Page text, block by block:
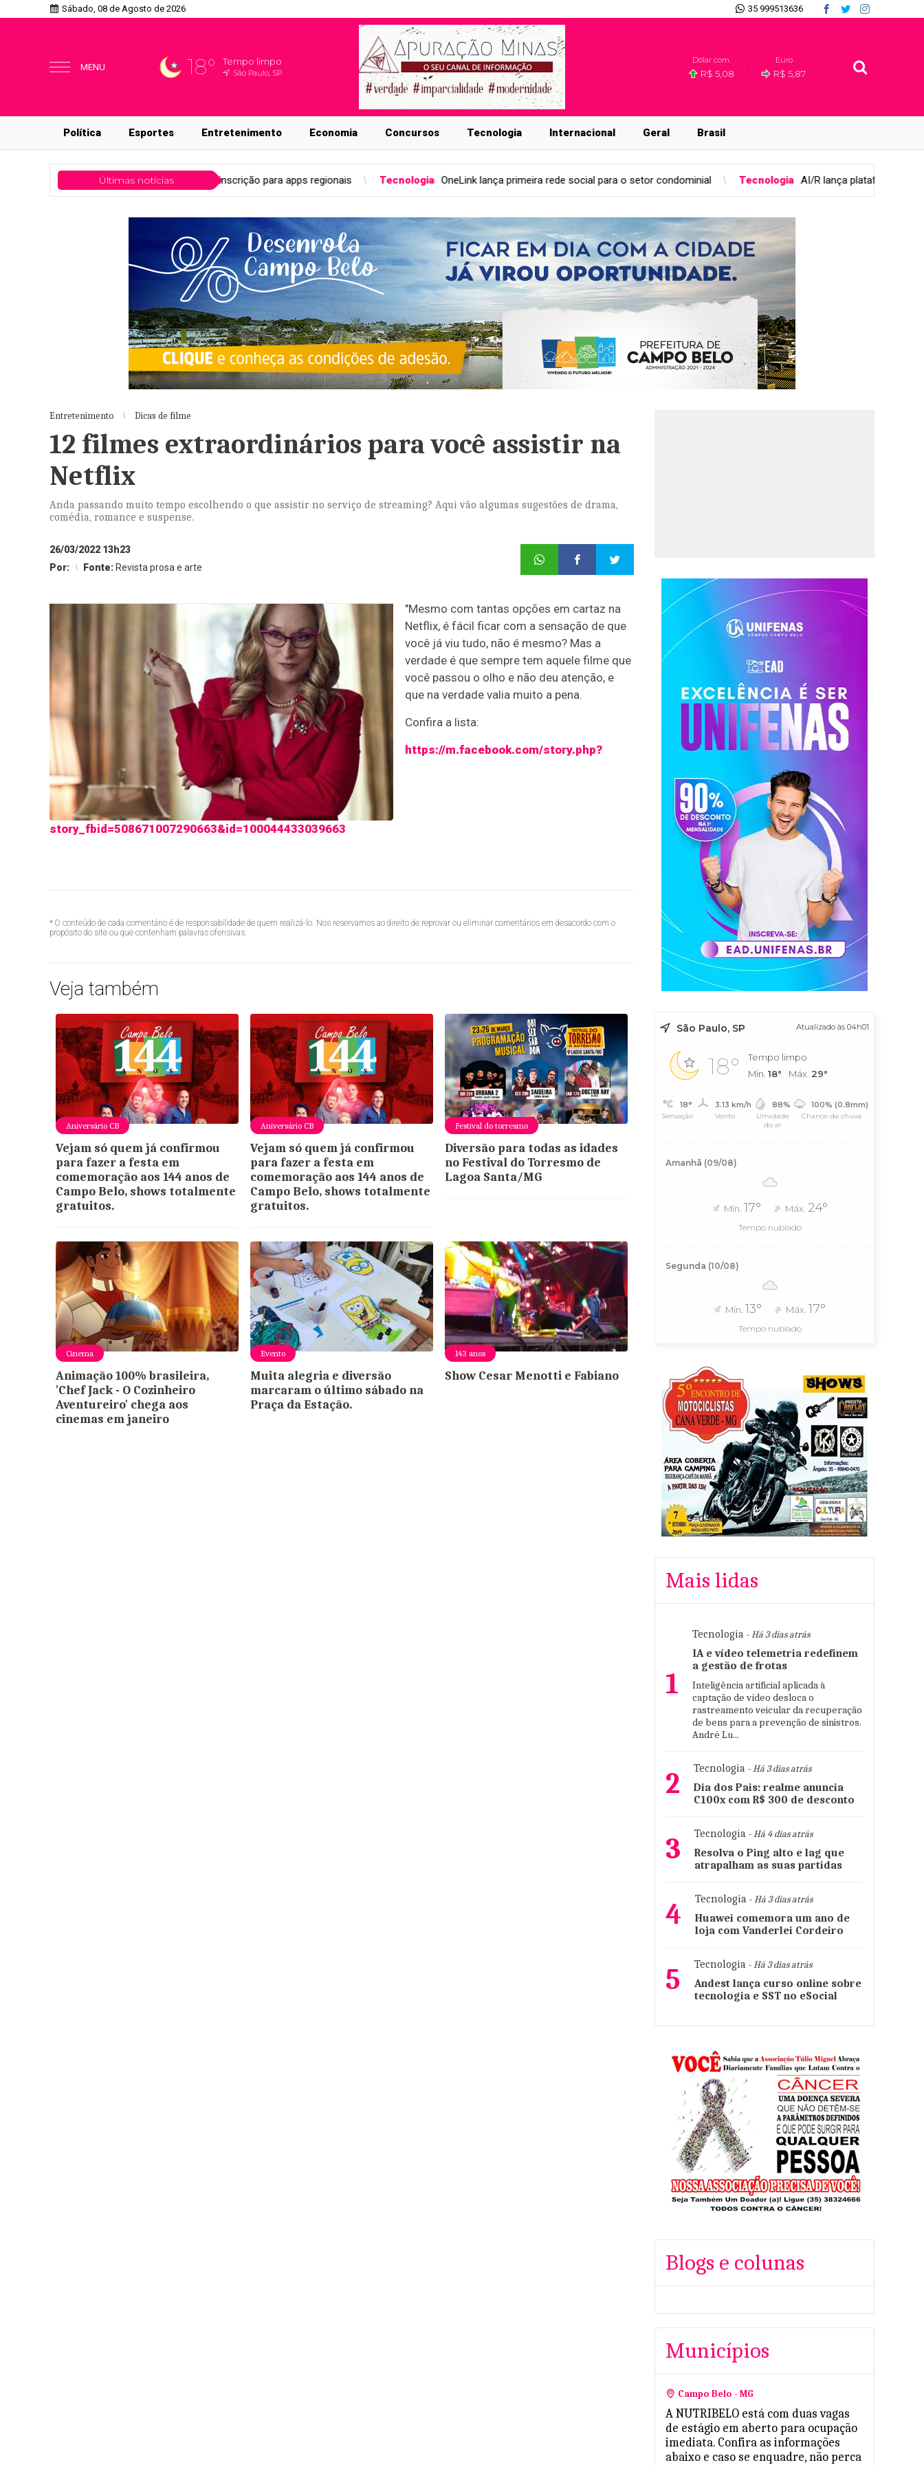
Sábado, 08 de Agosto de 2026 35 999513636
MENU 18° Tempo limpo
São Paulo, SP
Dólar com.
R$ 5,08
Euro
R$ 5,87
Política Esportes Entretenimento Economia Concursos Tecnologia Internacional Geral Brasil
Últimas notícias
55content abre pré-inscrição para apps regionais Tecnologia OneLink lança primeira rede social para o setor condominial Tecnologia AI/R lança plataforma unificada para governança
Entretenimento Dicas de filme
12 filmes extraordinários para você assistir na
Netflix
Anda passando muito tempo escolhendo o que assistir no serviço de streaming? Aqui vão algumas sugestões de drama,
comédia, romance e suspense.
26/03/2022 13h23
Por:
Fonte: Revista prosa e arte
"Mesmo com tantas opções em cartaz na
Netflix, é fácil ficar com a sensação de que
você já viu tudo, não é mesmo? Mas a
verdade é que sempre tem aquele filme que
você passou o olho e não deu atenção, e
que na verdade valia muito a pena.
Confira a lista:
https://m.facebook.com/story.php?
story_fbid=508671007290663&id=100044433039663
* O conteúdo de cada comentário é de responsabilidade de quem realizá-lo. Nos reservamos ao direito de reprovar ou eliminar comentários em desacordo com o
propósito do site ou que contenham palavras ofensivas.
Veja também
Aniversário CB
Vejam só quem já confirmou
para fazer a festa em
comemoração aos 144 anos de
Campo Belo, shows totalmente
gratuitos.
Aniversário CB
Vejam só quem já confirmou
para fazer a festa em
comemoração aos 144 anos de
Campo Belo, shows totalmente
gratuitos.
Festival do torresmo
Diversão para todas as idades
no Festival do Torresmo de
Lagoa Santa/MG
Cinema
Animação 100% brasileira,
'Chef Jack - O Cozinheiro
Aventureiro' chega aos
cinemas em janeiro
Evento
Muita alegria e diversão
marcaram o último sábado na
Praça da Estação.
143 anos
Show Cesar Menotti e Fabiano
São Paulo, SP Atualizado às 04h01
18°
Tempo limpo
Mín. 18° Máx. 29°
18°
Sensação
3.13 km/h
Vento
88%
Umidade
do ar
100% (0.8mm)
Chance de chuva
Amanhã (09/08)
Mín. 17° Máx. 24°
Tempo nublado
Segunda (10/08)
Mín. 13° Máx. 17°
Tempo nublado
Mais lidas
1
Tecnologia - Há 3 dias atrás
IA e vídeo telemetria redefinem
a gestão de frotas
Inteligência artificial aplicada à
captação de vídeo desloca o
rastreamento veicular da recuperação
de bens para a prevenção de sinistros.
André Lu...
2 Tecnologia - Há 3 dias atrás
Dia dos Pais: realme anuncia
C100x com R$ 300 de desconto
3 Tecnologia - Há 4 dias atrás
Resolva o Ping alto e lag que
atrapalham as suas partidas
4 Tecnologia - Há 3 dias atrás
Huawei comemora um ano de
loja com Vanderlei Cordeiro
5 Tecnologia - Há 3 dias atrás
Andest lança curso online sobre
tecnologia e SST no eSocial
Blogs e colunas
Municípios
Campo Belo - MG
A NUTRIBELO está com duas vagas
de estágio em aberto para ocupação
imediata. Confira as informações
abaixo e caso se enquadre, não perca